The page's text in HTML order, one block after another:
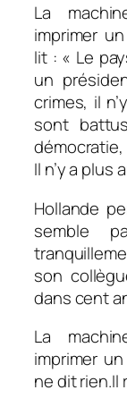
La
imprimer
lit : « Le
un
crimes, il
sont
Il n’y a plus
Hollande
semble
son
dans cent
La
imprimer
ne dit rien.Il